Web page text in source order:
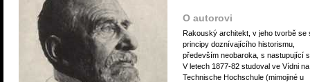
O autorovi
Rakouský architekt, v jeho tvorbě se
principy doznívajícího historismu,
především neobaroka, s nastupující
V letech 1877-82 studoval ve Vídni na
Technische Hochschule (mimojiné u